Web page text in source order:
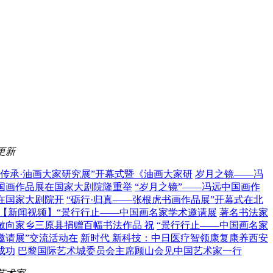
新
承·油画大家研究展”开幕式暨《油画大家研 岁月之镜——冯
画作品展在国家大剧院隆重举 “岁月之镜”——冯远中国画作
国家大剧院开 “砺行·归真——张根虎书画作品展”开幕式在北
新闻视频】“景行行止——中国画名家学术邀请展 著名书法家
向家乡三原县捐赠百幅书法作品 祝 “景行行止——中国画名家
请展”交流活动在 新时代 新科技：中日医疗智领康复康养西安
功 巴黎国际艺术城委员会主席顾山会见中国艺术家一行